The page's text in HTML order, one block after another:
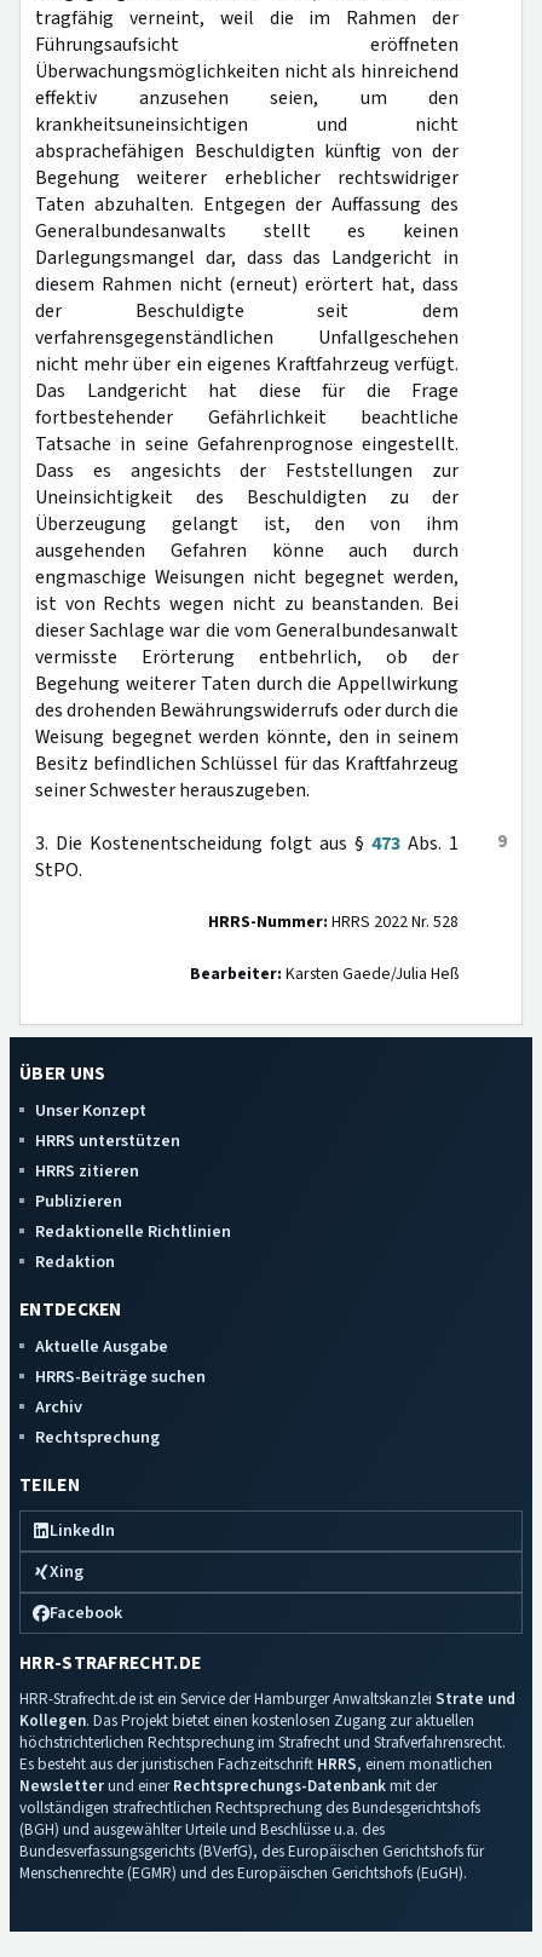
tragfähig verneint, weil die im Rahmen der
Führungsaufsicht eröffneten
Überwachungsmöglichkeiten nicht als hinreichend
effektiv anzusehen seien, um den
krankheitsuneinsichtigen und nicht
absprachefähigen Beschuldigten künftig von der
Begehung weiterer erheblicher rechtswidriger
Taten abzuhalten. Entgegen der Auffassung des
Generalbundesanwalts stellt es keinen
Darlegungsmangel dar, dass das Landgericht in
diesem Rahmen nicht (erneut) erörtert hat, dass
der Beschuldigte seit dem
verfahrensgegenständlichen Unfallgeschehen
nicht mehr über ein eigenes Kraftfahrzeug verfügt.
Das Landgericht hat diese für die Frage
fortbestehender Gefährlichkeit beachtliche
Tatsache in seine Gefahrenprognose eingestellt.
Dass es angesichts der Feststellungen zur
Uneinsichtigkeit des Beschuldigten zu der
Überzeugung gelangt ist, den von ihm
ausgehenden Gefahren könne auch durch
engmaschige Weisungen nicht begegnet werden,
ist von Rechts wegen nicht zu beanstanden. Bei
dieser Sachlage war die vom Generalbundesanwalt
vermisste Erörterung entbehrlich, ob der
Begehung weiterer Taten durch die Appellwirkung
des drohenden Bewährungswiderrufs oder durch die
Weisung begegnet werden könnte, den in seinem
Besitz befindlichen Schlüssel für das Kraftfahrzeug
seiner Schwester herauszugeben.
9
3. Die Kostenentscheidung folgt aus § 473 Abs. 1
StPO.
HRRS-Nummer: HRRS 2022 Nr. 528
Bearbeiter: Karsten Gaede/Julia Heß
ÜBER UNS
Unser Konzept
HRRS unterstützen
HRRS zitieren
Publizieren
Redaktionelle Richtlinien
Redaktion
ENTDECKEN
Aktuelle Ausgabe
HRRS-Beiträge suchen
Archiv
Rechtsprechung
TEILEN
LinkedIn
Xing
Facebook
HRR-STRAFRECHT.DE
HRR-Strafrecht.de ist ein Service der Hamburger Anwaltskanzlei Strate und
Kollegen. Das Projekt bietet einen kostenlosen Zugang zur aktuellen
höchstrichterlichen Rechtsprechung im Strafrecht und Strafverfahrensrecht.
Es besteht aus der juristischen Fachzeitschrift HRRS, einem monatlichen
Newsletterund einerRechtsprechungs-Datenbankmit der
vollständigen strafrechtlichen Rechtsprechung des Bundesgerichtshofs
(BGH) und ausgewählter Urteile und Beschlüsse u.a. des
Bundesverfassungsgerichts (BVerfG), des Europäischen Gerichtshofs für
Menschenrechte (EGMR) und des Europäischen Gerichtshofs (EuGH).